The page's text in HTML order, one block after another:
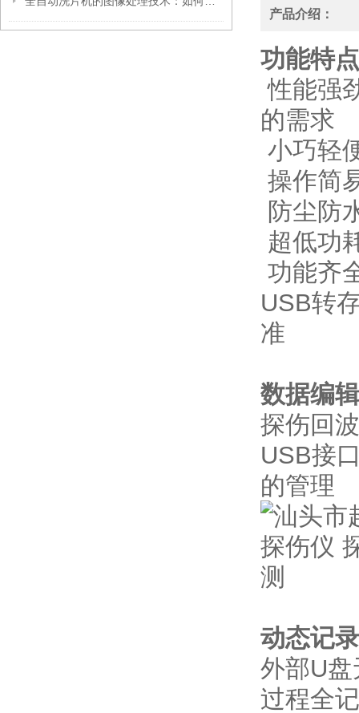
产品介绍：
功能特
性能强
的需求
小巧轻
操作简
防尘防
超低功
功能齐
USB转
准
数据编
探伤回
USB接
的管理
动态记录
外部U
过程全